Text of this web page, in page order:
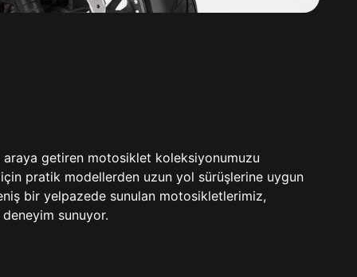
getiren motosiklet koleksiyonumuzu
pratik modellerden uzun yol sürüşlerine uygun
bir yelpazede sunulan motosikletlerimiz,
sunuyor.